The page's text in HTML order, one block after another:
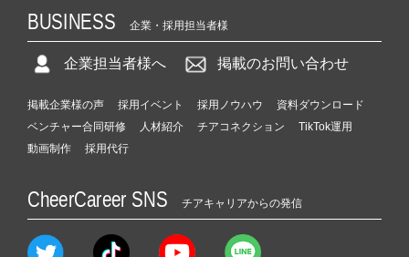
BUSINESS 企業・採用担当者様
企業担当者様へ 掲載のお問い合わせ
掲載企業様の声 採用イベント 採用ノウハウ
資料ダウンロード
ベンチャー合同研修
人材紹介 チアコネクション
TikTok運用
動画制作
採用代行
CheerCareer SNS チアキャリアからの発信